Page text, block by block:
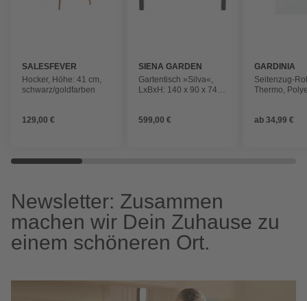
SALESFEVER
Hocker, Höhe: 41 cm,
schwarz/goldfarben
129,00 €
SIENA GARDEN
Gartentisch »Silva«,
LxBxH: 140 x 90 x 74
599,00 €
GARDINIA
Seitenzug-
Thermo,
ab34,99 €
Newsletter: Zusammen
machen wir Dein Zuhause zu
einem schöneren Ort.